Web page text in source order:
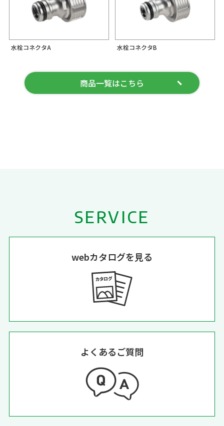
水栓コネクタA 水栓コネクタB
商品一覧はこちら
SERVICE
webカタログを見る
よくあるご質問